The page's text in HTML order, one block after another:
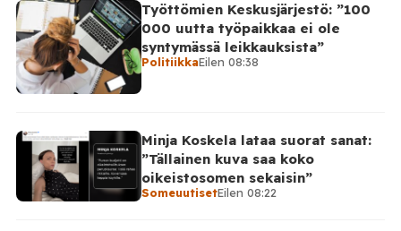
Työttömien Keskusjärjestö: ”100
000 uutta työpaikkaa ei ole
syntymässä leikkauksista”
PolitiikkaEilen 08:38
Minja Koskela lataa suorat sanat:
”Tällainen kuva saa koko
oikeistosomen sekaisin”
SomeuutisetEilen 08:22